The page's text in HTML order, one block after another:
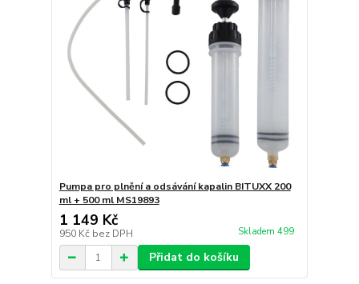
Pumpa pro plnění a odsávání kapalin BITUXX 200
ml + 500 ml MS19893
1 149 Kč
950 Kč bez DPH Skladem 499
Přidat do košíku